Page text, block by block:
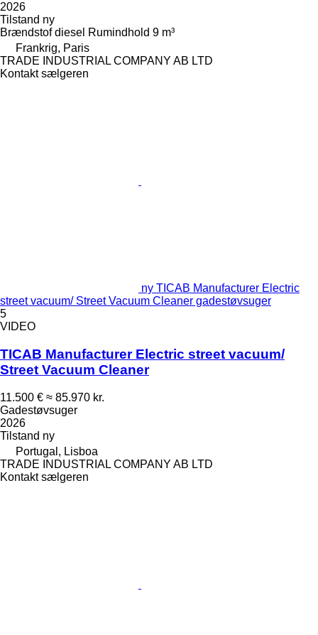
2026
Tilstand ny
Brændstof diesel Rumindhold 9 m³
Frankrig, Paris
TRADE INDUSTRIAL COMPANY AB LTD
Kontakt sælgeren
ny TICAB Manufacturer Electric
street vacuum/ Street Vacuum Cleaner gadestøvsuger
5
VIDEO
TICAB Manufacturer Electric street vacuum/
Street Vacuum Cleaner
11.500 € ≈ 85.970 kr.
Gadestøvsuger
2026
Tilstand ny
Portugal, Lisboa
TRADE INDUSTRIAL COMPANY AB LTD
Kontakt sælgeren